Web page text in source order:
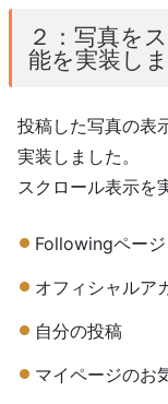
２：写真を
能を実装しま
投稿した写真の表
実装しました。
スクロール表示を
Followingページ
オフィシャルア
自分の投稿
マイページのお